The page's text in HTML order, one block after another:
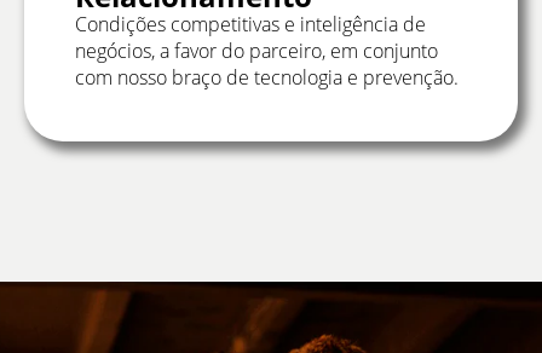
Condições competitivas e inteligência de
negócios, a favor do parceiro, em conjunto
com nosso braço de tecnologia e prevenção.